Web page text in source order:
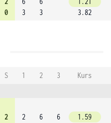
0
3
3
3.82
S 1 2 3
Kurs
2
2
6
6
1.59